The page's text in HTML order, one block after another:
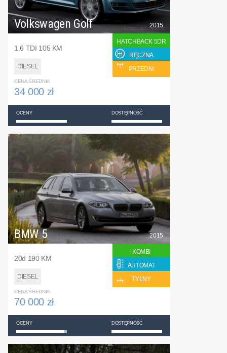
Volkswagen Golf
1.6 TDI 105 KM
DIESEL
2015
HATCHBACK 5DR
RĘCZNA
PRZEDNI
CENA ŚREDNIA
34 000 zł
OCENY DOSTĘPNOŚĆ
BMW 5
20d 190 KM
DIESEL
2015
KOMBI
AUTOMAT
TYLNY
CENA ŚREDNIA
70 000 zł
OCENY DOSTĘPNOŚĆ